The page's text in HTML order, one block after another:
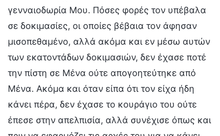
γενναιοδωρία Μου. Πόσες φορές τον υπέβαλα
σε δοκιμασίες, οι οποίες βέβαια τον άφησαν
μισοπεθαμένο, αλλά ακόμα και εν μέσω αυτών
των εκατοντάδων δοκιμασιών, δεν έχασε ποτέ
την πίστη σε Μένα ούτε απογοητεύτηκε από
Μένα. Ακόμα και όταν είπα ότι τον είχα ήδη
κάνει πέρα, δεν έχασε το κουράγιο του ούτε
έπεσε στην απελπισία, αλλά συνέχισε όπως και